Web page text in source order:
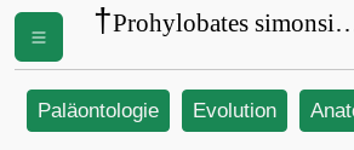
†Prohylobates simonsi
Paläontologie Evolution